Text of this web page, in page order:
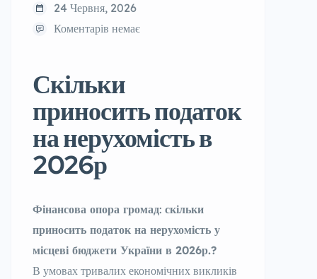
24 Червня, 2026
Коментарів немає
Скільки
приносить податок
на нерухомість в
2026р
Фінансова опора громад: скільки
приносить податок на нерухомість у
місцеві бюджети України в 2026р.?
В умовах тривалих економічних викликів